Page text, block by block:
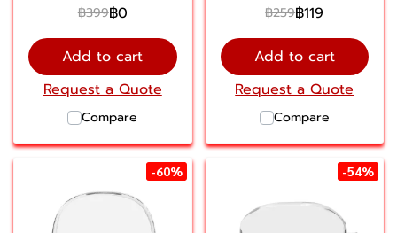
฿399฿0
Add to cart
Request a Quote
Compare
฿259฿119
Add to cart
Request a Quote
Compare
-60% -54%